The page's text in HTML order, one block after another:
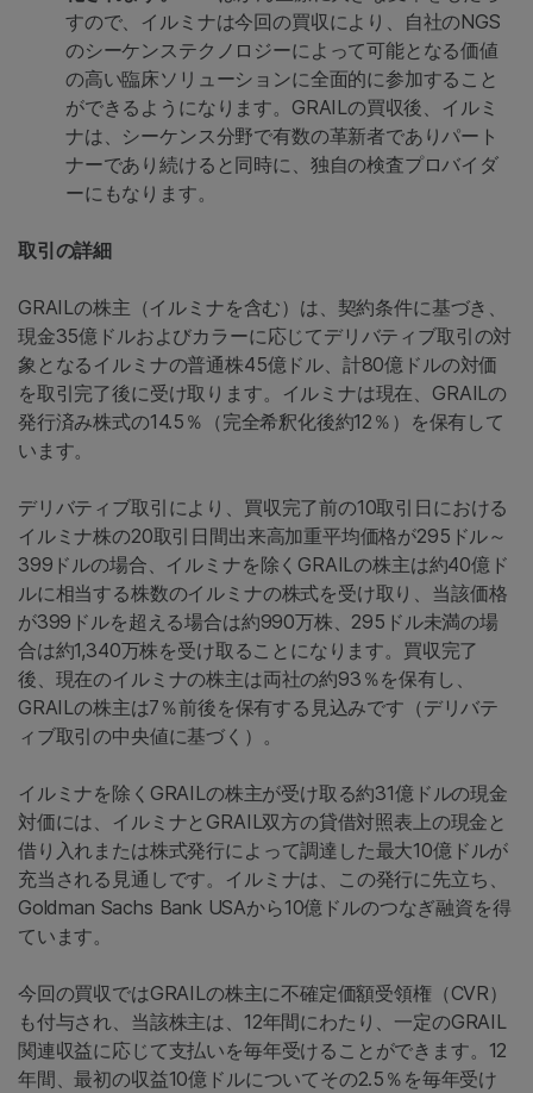
すので、イルミナは今回の買収により、自社のNGS
のシーケンステクノロジーによって可能となる価値
の高い臨床ソリューションに全面的に参加すること
ができるようになります。GRAILの買収後、イルミ
ナは、シーケンス分野で有数の革新者でありパート
ナーであり続けると同時に、独自の検査プロバイダ
ーにもなります。
取引の詳細
GRAILの株主（イルミナを含む）は、契約条件に基づき、
現金35億ドルおよびカラーに応じてデリバティブ取引の対
象となるイルミナの普通株45億ドル、計80億ドルの対価
を取引完了後に受け取ります。イルミナは現在、GRAILの
発行済み株式の14.5％（完全希釈化後約12％）を保有して
います。
デリバティブ取引により、買収完了前の10取引日における
イルミナ株の20取引日間出来高加重平均価格が295ドル～
399ドルの場合、イルミナを除くGRAILの株主は約40億ド
ルに相当する株数のイルミナの株式を受け取り、当該価格
が399ドルを超える場合は約990万株、295ドル未満の場
合は約1,340万株を受け取ることになります。買収完了
後、現在のイルミナの株主は両社の約93％を保有し、
GRAILの株主は7％前後を保有する見込みです（デリバテ
ィブ取引の中央値に基づく）。
イルミナを除くGRAILの株主が受け取る約31億ドルの現金
対価には、イルミナとGRAIL双方の貸借対照表上の現金と
借り入れまたは株式発行によって調達した最大10億ドルが
充当される見通しです。イルミナは、この発行に先立ち、
Goldman Sachs Bank USAから10億ドルのつなぎ融資を得
ています。
今回の買収ではGRAILの株主に不確定価額受領権（CVR）
も付与され、当該株主は、12年間にわたり、一定のGRAIL
関連収益に応じて支払いを毎年受けることができます。12
年間、最初の収益10億ドルについてその2.5％を毎年受け